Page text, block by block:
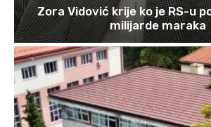
Zora Vidović krije ko je RS-u
milijarde maraka